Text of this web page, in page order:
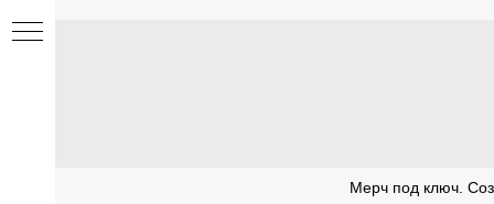
Мерч под ключ.